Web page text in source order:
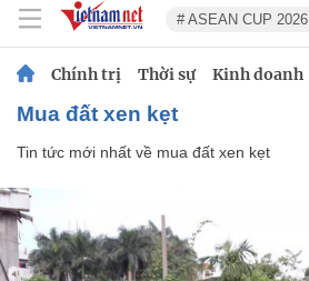
# ASEAN CUP 2026
Chính trị Thời sự Kinh doanh
mua đất xen kẹt
Tin tức mới nhất về mua đất xen kẹt